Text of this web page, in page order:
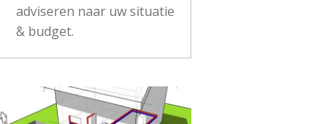
adviseren naar uw situatie
& budget.